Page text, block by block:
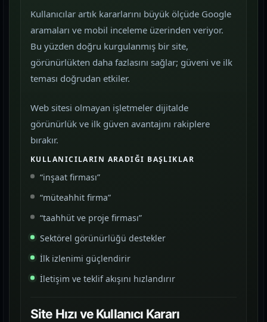
Kullanıcılar artık kararlarını büyük ölçüde Google
aramaları ve mobil inceleme üzerinden veriyor.
Bu yüzden doğru kurgulanmış bir site,
görünürlükten daha fazlasını sağlar; güveni ve ilk
teması doğrudan etkiler.
Web sitesi olmayan işletmeler dijitalde
görünürlük ve ilk güven avantajını rakiplere
bırakır.
KULLANICILARIN ARADIĞI BAŞLIKLAR
“inşaat firması”
“müteahhit firma”
“taahhüt ve proje firması”
Sektörel görünürlüğü destekler
İlk izlenimi güçlendirir
İletişim ve teklif akışını hızlandırır
Site Hızı ve Kullanıcı Kararı